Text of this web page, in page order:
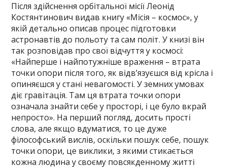
Після здійснення орбітальної місії Леонід
Костянтинович видав книгу «Місія – космос», у
якій детально описав процес підготовки
астронавтів до польоту та сам політ. У книзі він
так розповідав про свої відчуття у космосі:
«Найперше і найпотужніше враження – втрата
точки опори після того, як відв’язуєшся від крісла і
опиняєшся у стані невагомості. У земних умовах
діє гравітація. Там ця втрата точки опори
означала знайти себе у просторі, і це було вкрай
непросто». На перший погляд, досить прості
слова, але якщо вдуматися, то це дуже
філософський вислів, оскільки пошук себе, пошук
точки опори, це виклики, з якими стикається
кожна людина у своєму повсякденному житті